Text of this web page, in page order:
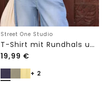
Street One Studio
T-Shirt mit Rundhals und Embroidery-Detail
19,99 €
+ 2